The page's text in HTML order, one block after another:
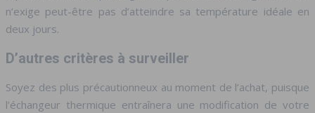
n’exige peut-être pas d’atteindre sa température idéale en
deux jours.
D’autres critères à surveiller
Soyez des plus précautionneux au moment de l’achat, puisque
l’échangeur thermique entraînera une modification de votre